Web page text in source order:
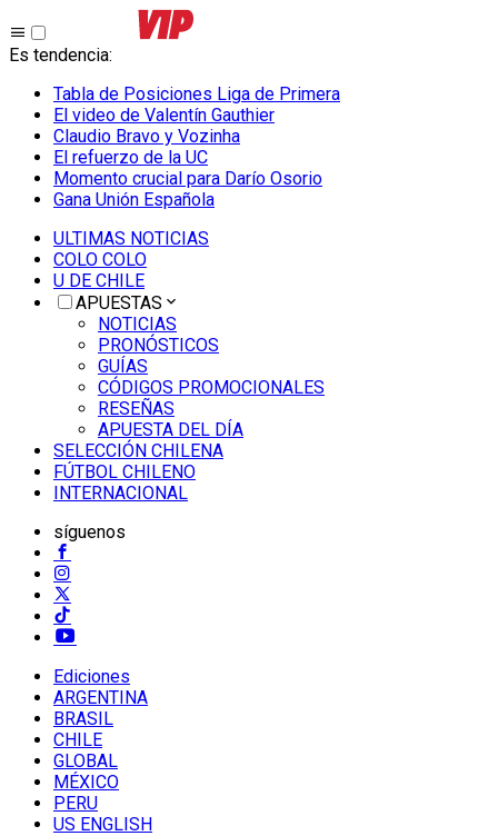
Es tendencia:
Tabla de Posiciones Liga de Primera
El video de Valentín Gauthier
Claudio Bravo y Vozinha
El refuerzo de la UC
Momento crucial para Darío Osorio
Gana Unión Española
ULTIMAS NOTICIAS
COLO COLO
U DE CHILE
APUESTAS
NOTICIAS
PRONÓSTICOS
GUÍAS
CÓDIGOS PROMOCIONALES
RESEÑAS
APUESTA DEL DÍA
SELECCIÓN CHILENA
FÚTBOL CHILENO
INTERNACIONAL
síguenos
Ediciones
ARGENTINA
BRASIL
CHILE
GLOBAL
MÉXICO
PERU
US ENGLISH